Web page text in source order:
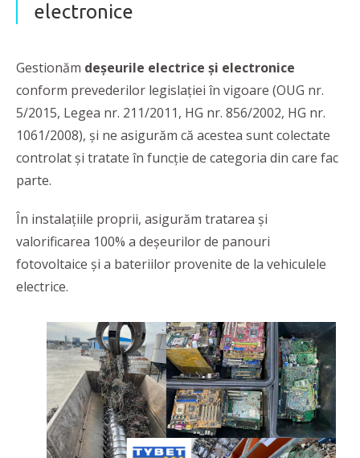
electronice
Gestionăm deșeurile electrice și electronice
conform prevederilor legislației în vigoare (OUG nr.
5/2015, Legea nr. 211/2011, HG nr. 856/2002, HG nr.
1061/2008), și ne asigurăm că acestea sunt colectate
controlat și tratate în funcție de categoria din care fac
parte.
În instalațiile proprii, asigurăm tratarea și
valorificarea 100% a deșeurilor de panouri
fotovoltaice și a bateriilor provenite de la vehiculele
electrice.